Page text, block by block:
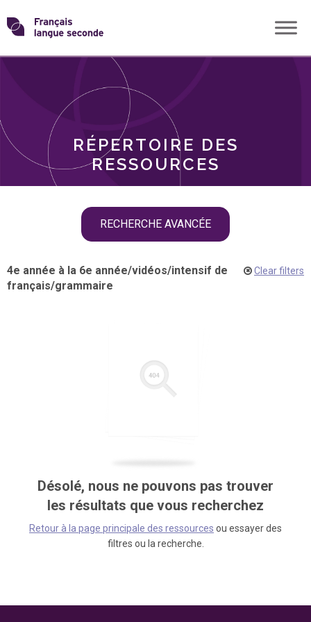
Skip
toTransformons
langue
RÉPERTOIRE DES
RESSOURCES
RECHERCHE AVANCÉE
THÈMES
4e année à la 6e année/vidéos/intensif de
français/grammaire
Clear filters
Désolé, nous ne pouvons pas trouver
les résultats que vous recherchez
Retour à la page principale des ressources ou essayer des
filtres ou la recherche.